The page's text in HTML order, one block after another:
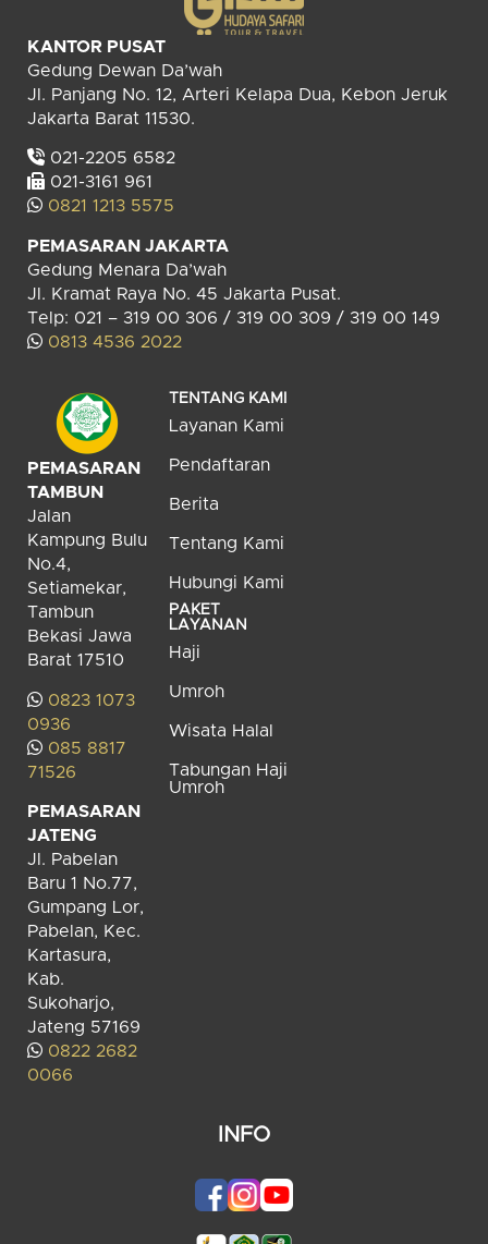
KANTOR PUSAT
Gedung Dewan Da’wah
Jl. Panjang No. 12, Arteri Kelapa Dua, Kebon Jeruk
Jakarta Barat 11530.
021-2205 6582
021-3161 961
0821 1213 5575
PEMASARAN JAKARTA
Gedung Menara Da’wah
Jl. Kramat Raya No. 45 Jakarta Pusat.
Telp: 021 – 319 00 306 / 319 00 309 / 319 00 149
0813 4536 2022
PEMASARAN
TAMBUN
Jalan
Kampung Bulu
No.4,
Setiamekar,
Tambun
Bekasi Jawa
Barat 17510
0823 1073
0936
085 8817
71526
PEMASARAN
JATENG
Jl. Pabelan
Baru 1 No.77,
Gumpang Lor,
Pabelan, Kec.
Kartasura,
Kab.
Sukoharjo,
Jateng 57169
0822 2682
0066
TENTANG KAMI
Layanan Kami
Pendaftaran
Berita
Tentang Kami
Hubungi Kami
PAKET
LAYANAN
Haji
Umroh
Wisata Halal
Tabungan Haji
Umroh
INFO